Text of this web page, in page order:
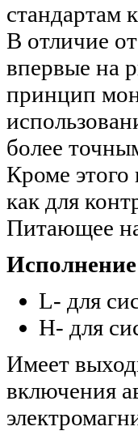
стандартам
В отличие
впервые на
принцип
более
Кроме этого
как для
Питающее
L- для
H- для
Имеет
включения